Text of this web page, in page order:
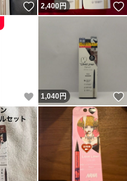
いいね！
2,400円
いいね！
1,040円